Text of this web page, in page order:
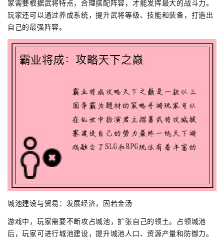
家需要根据武将特点，合理搭配阵容，才能发挥最大的战斗力。
玩家还可以通过养成系统，提升武将等级、技能和装备，打造出
自己的最强阵容。
城池建设与贸易：发展经济，固若金汤
游戏中，玩家需要不断攻占城池，扩张自己的领土。占领城池
后，玩家可进行城池建设，提升城池人口、资源产量和防御力。